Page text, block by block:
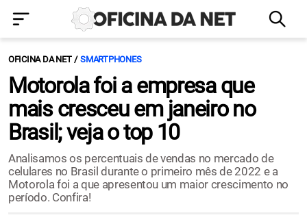
OFICINA DA NET SMARTPHONES
Motorola foi a empresa que
mais cresceu em janeiro no
Brasil; veja o top 10
Analisamos os percentuais de vendas no mercado de
celulares no Brasil durante o primeiro mês de 2022 e a
Motorola foi a que apresentou um maior crescimento no
período. Confira!